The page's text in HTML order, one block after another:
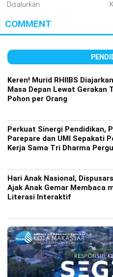
Disalurkan
COMMENT
Keren! Murid RHIIBS
Masa Depan Lewat Gerakan
Pohon per Orang
Perkuat Sinergi Pendidikan,
Parepare dan UMI Sepakati
Kerja Sama Tri Dharma
Hari Anak Nasional,
Ajak Anak Gemar Membaca
Literasi Interaktif